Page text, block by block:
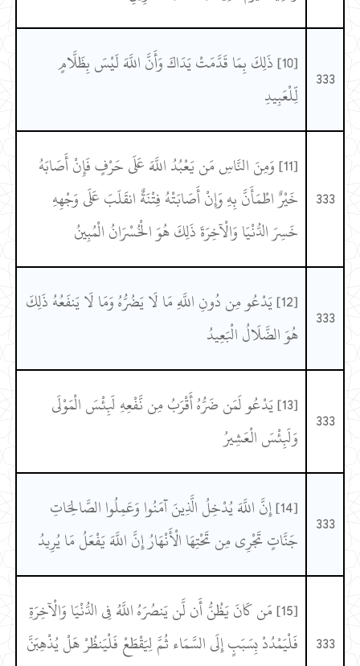
333
[10] ذَلِكَ بِمَا قَدَّمَتْ يَدَاكَ وَأَنَّ اللَّهَ لَيْسَ بِظَلَّامٍ
لِّلْعَبِيدِ
333
[11] وَمِنَ النَّاسِ مَن يَعْبُدُ اللَّهَ عَلَى حَرْفٍ فَإِنْ أَصَابَهُ
خَيْرٌ اطْمَأَنَّ بِهِ وَإِنْ أَصَابَتْهُ فِتْنَةٌ انقَلَبَ عَلَى وَجْهِهِ
خَسِرَ الدُّنْيَا وَالْآخِرَةَ ذَلِكَ هُوَ الْخُسْرَانُ الْمُبِينُ
333
[12] يَدْعُو مِن دُونِ اللَّهِ مَا لَا يَضُرُّهُ وَمَا لَا يَنفَعُهُ ذَلِكَ
هُوَ الضَّلَالُ الْبَعِيدُ
333
[13] يَدْعُو لَمَن ضَرُّهُ أَقْرَبُ مِن نَّفْعِهِ لَبِئْسَ الْمَوْلَى
وَلَبِئْسَ الْعَشِيرُ
333
[14] إِنَّ اللَّهَ يُدْخِلُ الَّذِينَ آمَنُوا وَعَمِلُوا الصَّالِحَاتِ
جَنَّاتٍ تَجْرِي مِن تَحْتِهَا الْأَنْهَارُ إِنَّ اللَّهَ يَفْعَلُ مَا يُرِيدُ
333
[15] مَن كَانَ يَظُنُّ أَن لَّن يَنصُرَهُ اللَّهُ فِي الدُّنْيَا وَالْآخِرَةِ
فَلْيَمْدُدْ بِسَبَبٍ إِلَى السَّمَاء ثُمَّ لِيَقْطَعْ فَلْيَنظُرْ هَلْ يُذْهِبَنَّ